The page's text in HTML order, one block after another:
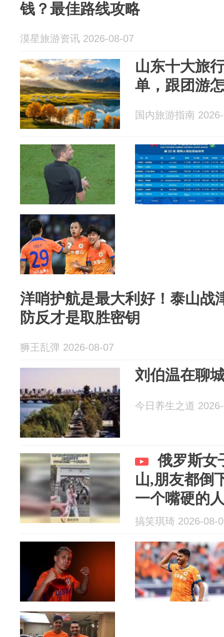
钱？最佳路线攻略
漠星旅游资讯 2026-08-07
山东十大旅
单，跟团游
国内旅游指南
洋哨护航是最大利好！泰山战
防反才是取胜密钥
狮王乱弹 2026-08-07
刘伯温在聊
今日养生之道
俄罗斯女
山,朋友都倒
一个嘴硬的
搞笑琪琦 2026-08-